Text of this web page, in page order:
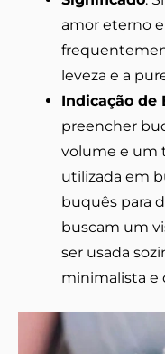
amor eterno
leveza e a
Indicação de
preencher
volume e um
utilizada em
buquês para
buscam um
ser usada
minimalista e